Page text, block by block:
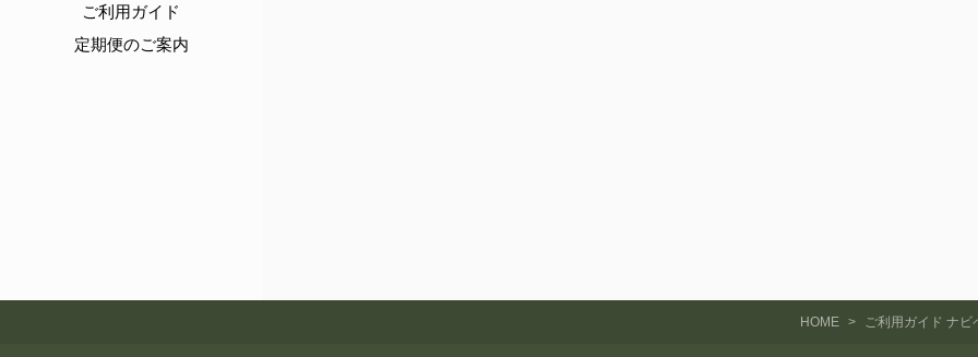
ご利用ガイド
定期便のご案内
HOME > ご利用ガイド ナビ